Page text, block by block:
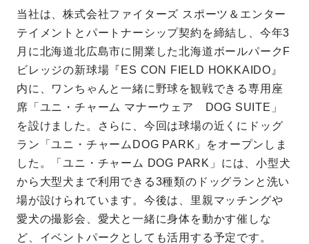
当社は、株式会社ファイターズ スポーツ＆エンター
テイメントとパートナーシップ契約を締結し、今年3
月に北海道北広島市に開業した北海道ボールパークF
ビレッジの新球場『ES CON FIELD HOKKAIDO』
内に、ワンちゃんと一緒に野球を観戦できる専用座
席「ユニ・チャーム マナーウェア DOG SUITE」
を設けました。さらに、今回は球場の近くにドッグ
ラン「ユニ・チャームDOG PARK」をオープンしま
した。「ユニ・チャーム DOG PARK」には、小型犬
から大型犬まで利用できる3種類のドッグランと洗い
場が設けられています。今後は、里親マッチングや
愛犬の撮影会、愛犬と一緒に身体を動かす催しな
ど、イベントパークとしても活用する予定です。